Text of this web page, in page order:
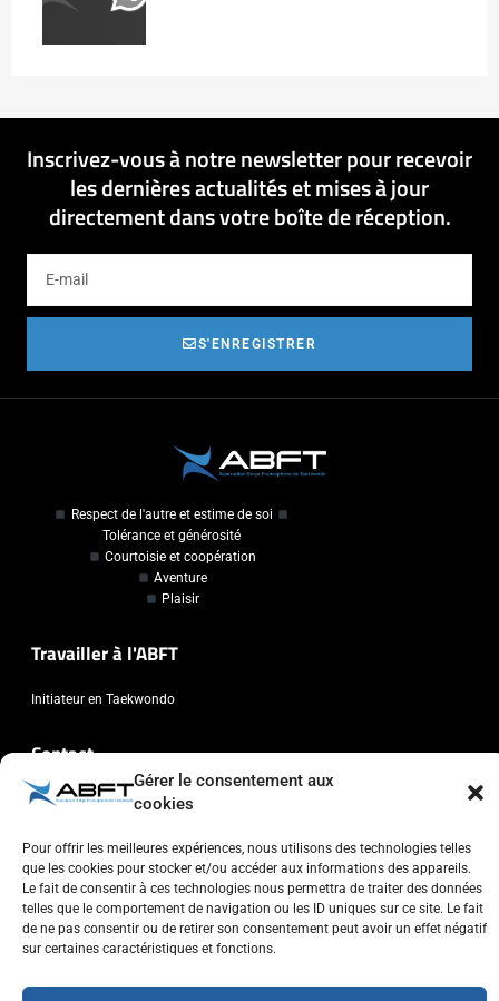
Gérer le consentement aux
cookies
Pour offrir les meilleures expériences, nous utilisons des technologies telles
que les cookies pour stocker et/ou accéder aux informations des appareils.
Le fait de consentir à ces technologies nous permettra de traiter des données
telles que le comportement de navigation ou les ID uniques sur ce site. Le fait
de ne pas consentir ou de retirer son consentement peut avoir un effet négatif
sur certaines caractéristiques et fonctions.
Inscrivez-vous à notre newsletter pour recevoir
les dernières actualités et mises à jour
directement dans votre boîte de réception.
S'ENREGISTRER
Respect de l'autre et estime de soi
Tolérance et générosité
Courtoisie et coopération
Aventure
Plaisir
Travailler à l'ABFT
Initiateur en Taekwondo
Contact
Association Belge Francophone de Taekwondo
info@abft.be
+32 (0)2 347 34 77